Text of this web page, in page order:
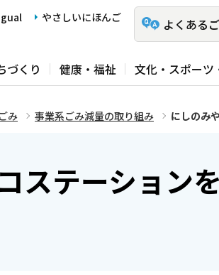
やさしいにほんご よくある
づくり 健康・福祉 文化・スポーツ
み 事業系ごみ減量の取り組み にしのみ
ステーション